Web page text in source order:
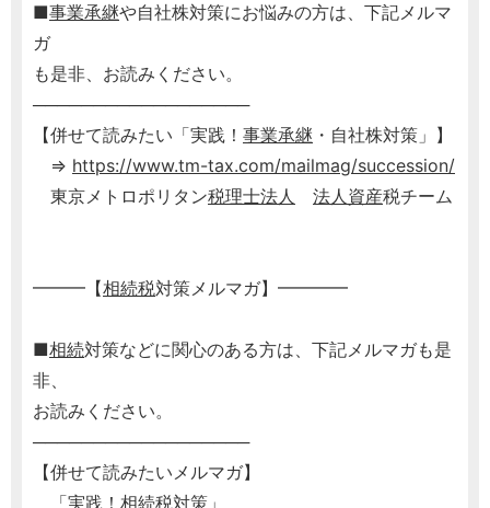
■事業承継や自社株対策にお悩みの方は、下記メルマ
ガ
も是非、お読みください。
──────────────────
【併せて読みたい「実践！ 事業承継 ・自社株対策」】
⇒ https://www.tm-tax.com/mailmag/succession/
東京メトロポリタン税理士法人 法人資産税チーム
━━━【相続税対策メルマガ】━━━━
■相続対策などに関心のある方は、下記メルマガも是
非、
お読みください。
──────────────────
【併せて読みたいメルマガ】
「実践！ 相続税対策」